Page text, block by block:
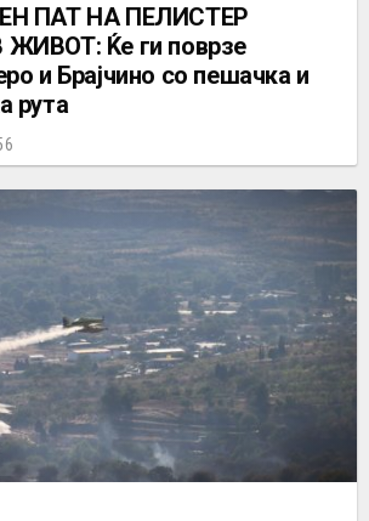
ПАТ НА ПЕЛИСТЕР
Ќе ги поврзе
и Брајчино со пешачка и
рута